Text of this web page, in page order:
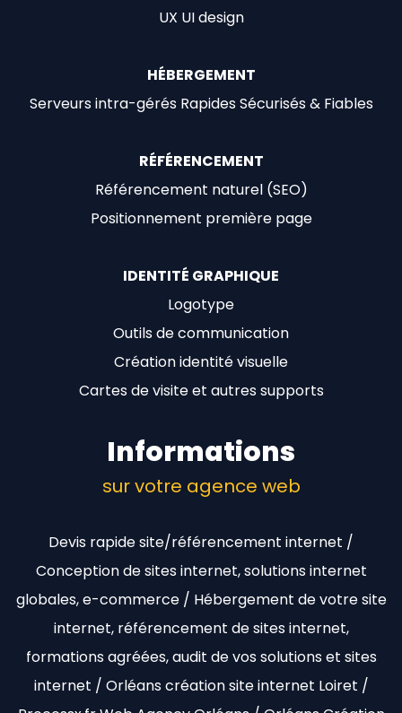
UX UI design
HÉBERGEMENT
Serveurs intra-gérés Rapides Sécurisés & Fiables
RÉFÉRENCEMENT
Référencement naturel (SEO)
Positionnement première page
IDENTITÉ GRAPHIQUE
Logotype
Outils de communication
Création identité visuelle
Cartes de visite et autres supports
Informations
sur votre agence web
Devis rapide site/référencement internet /
Conception de sites internet, solutions internet
globales, e-commerce / Hébergement de votre site
internet, référencement de sites internet,
formations agréées, audit de vos solutions et sites
internet / Orléans création site internet Loiret /